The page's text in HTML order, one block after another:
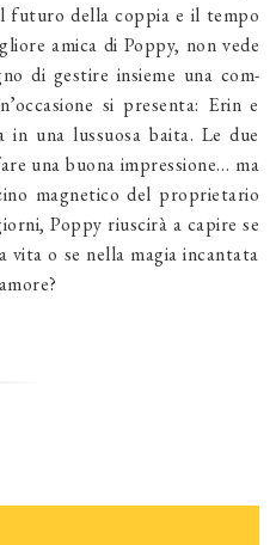
futuro della coppia e il tempo
amica di Poppy, non vede
di gestire insieme una com­
si presenta: Erin e
una lussuosa baita. Le due
una buona impressione… ma
magnetico del proprie­tario
Poppy riu­scirà a capire se
vita o se nella magia incantata